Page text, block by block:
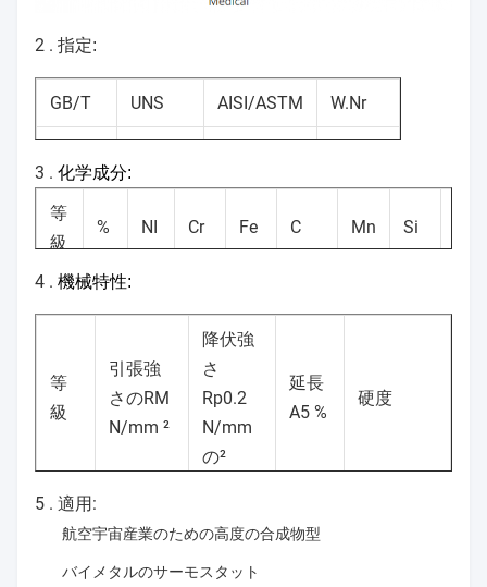
2 . 指定:
GB/T UNS AISI/ASTM W.Nr
4J36
3 . 化学成分:
等
級
% NI Cr Fe C Mn Si
ア
ン
ー
36
bal
最
高
37 0.5 0.05
4 . 機械特性:
等
級
引張強
さのRM
N/mm ²
降伏強
さ
Rp0.2
N/mm
の²
延長
A5 %
硬度
ア
ン
バ
490 240
5 . 適用:
航空宇宙産業のための高度の合成物型
バイメタルのサーモスタット